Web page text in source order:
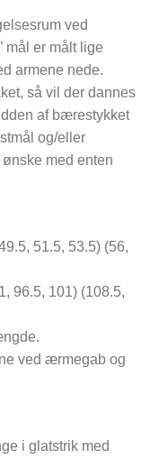
ved
mål er målt lige
armene nede.
så vil der dannes
af bærestykket
og/eller
med enten
51.5, 53.5) (56,
96.5, 101) (108.5,
ved ærmegab og
i glatstrik med